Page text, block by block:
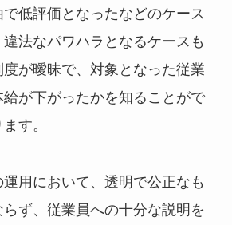
低評価となったなどのケース
法なパワハラとなるケースも
が曖昧で、対象となった従業
給が下がったかを知ることがで
す。
用において、透明で公正なも
ず、従業員への十分な説明を